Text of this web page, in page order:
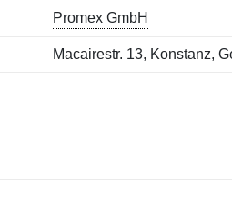
Promex GmbH
Macairestr. 13, Konstanz,